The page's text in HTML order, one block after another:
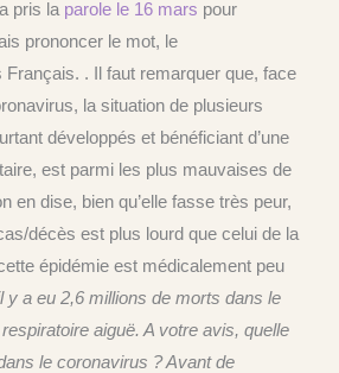
pris la parole le 16 mars pour
prononcer le mot, le
Français. . Il faut remarquer que, face
la situation de plusieurs
développés et bénéficiant d’une
est parmi les plus mauvaises de
en dise, bien qu’elle fasse très peur,
décès est plus lourd que celui de la
épidémie est médicalement peu
y a eu 2,6 millions de morts dans le
aiguë. A votre avis, quelle
le coronavirus ? Avant de